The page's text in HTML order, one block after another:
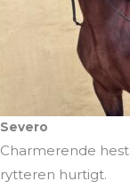
Severo
Charmerende
rytteren hurtigt.